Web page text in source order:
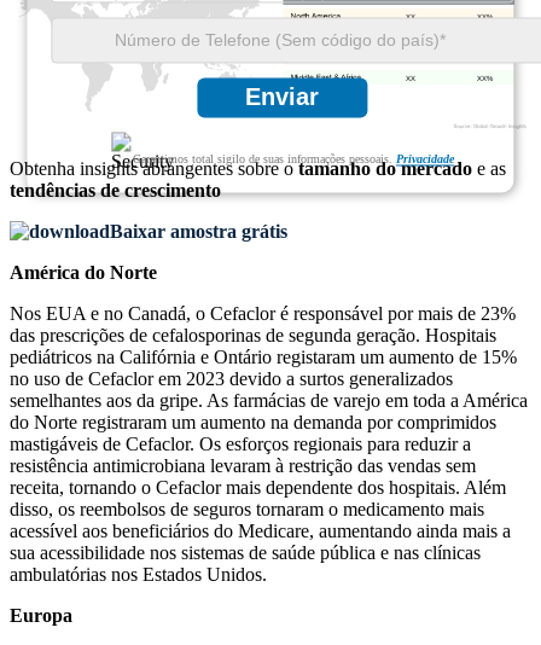
Enviar
Garantimos total sigilo de suas informações pessoais. Privacidade
XX%
XX
XX
XX%
XX
Obtenha insights abrangentes sobre otamanho do mercado e as
tendências de crescimento
Baixar amostra grátis
América do Norte
Nos EUA e no Canadá, o Cefaclor é responsável por mais de 23%
das prescrições de cefalosporinas de segunda geração. Hospitais
pediátricos na Califórnia e Ontário registaram um aumento de 15%
no uso de Cefaclor em 2023 devido a surtos generalizados
semelhantes aos da gripe. As farmácias de varejo em toda a América
do Norte registraram um aumento na demanda por comprimidos
mastigáveis ​​de Cefaclor. Os esforços regionais para reduzir a
resistência antimicrobiana levaram à restrição das vendas sem
receita, tornando o Cefaclor mais dependente dos hospitais. Além
disso, os reembolsos de seguros tornaram o medicamento mais
acessível aos beneficiários do Medicare, aumentando ainda mais a
sua acessibilidade nos sistemas de saúde pública e nas clínicas
ambulatórias nos Estados Unidos.
Europa